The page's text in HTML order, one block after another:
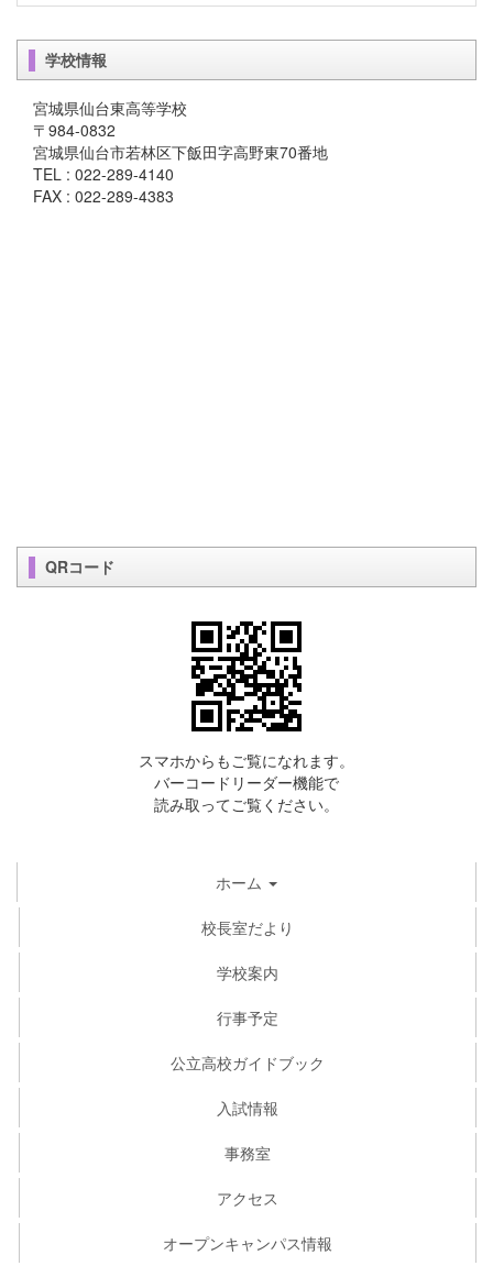
学校情報
宮城県仙台東高等学校
〒984-0832
宮城県仙台市若林区下飯田字高野東70番地
TEL : 022-289-4140
FAX : 022-289-4383
QRコード
スマホからもご覧になれます。
バーコードリーダー機能で
読み取ってご覧ください。
ホーム
校長室だより
学校案内
行事予定
公立高校ガイドブック
入試情報
事務室
アクセス
オープンキャンパス情報